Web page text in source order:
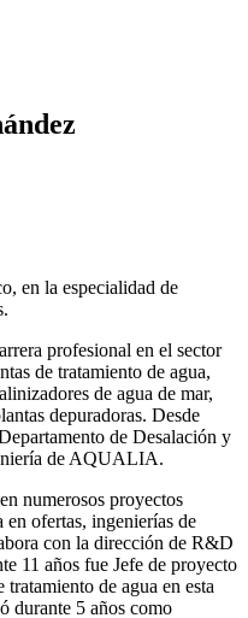
en la especialidad de
profesional en el sector
de tratamiento de agua,
de agua de mar,
depuradoras. Desde
de Desalación y
de AQUALIA.
numerosos proyectos
en ofertas, ingenierías de
con la dirección de R&D
11 años fue Jefe de proyecto
de agua en esta
durante 5 años como